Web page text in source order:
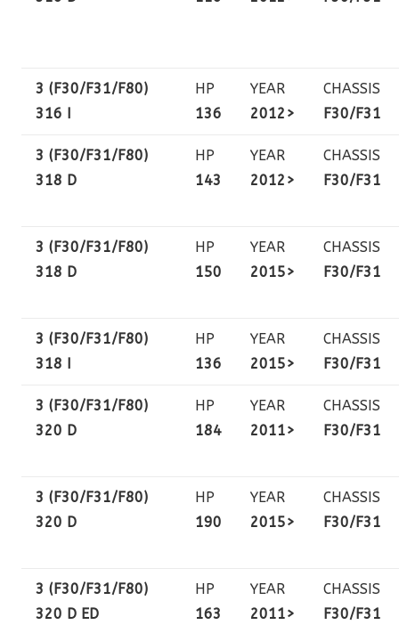
3 (F30/F31/F80)
316 I
HP
136
YEAR
2012>
CHASSIS
F30/F31
3 (F30/F31/F80)
318 D
HP
143
YEAR
2012>
CHASSIS
F30/F31
3 (F30/F31/F80)
318 D
HP
150
YEAR
2015>
CHASSIS
F30/F31
3 (F30/F31/F80)
318 I
HP
136
YEAR
2015>
CHASSIS
F30/F31
3 (F30/F31/F80)
320 D
HP
184
YEAR
2011>
CHASSIS
F30/F31
3 (F30/F31/F80)
320 D
HP
190
YEAR
2015>
CHASSIS
F30/F31
3 (F30/F31/F80)
320 D ED
HP
163
YEAR
2011>
CHASSIS
F30/F31